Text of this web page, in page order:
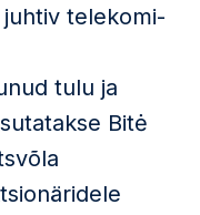
telekomi-
tulu ja
Bitė